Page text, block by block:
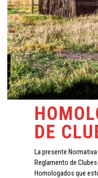
DE
La presente
Reglamento de
Homologados que